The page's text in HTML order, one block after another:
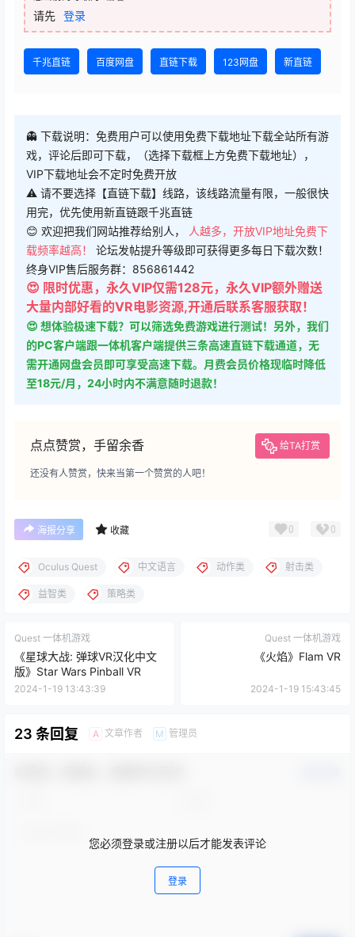
请先 登录
千兆直链 百度网盘 直链下载 123网盘 新直链
👻 下载说明：免费用户可以使用免费下载地址下载全站所有游
戏，评论后即可下载，（选择下载框上方免费下载地址），
VIP下载地址会不定时免费开放
⚠ 请不要选择【直链下载】线路，该线路流量有限，一般很快
用完，优先使用新直链跟千兆直链
😊 欢迎把我们网站推荐给别人，
人越多，开放VIP地址免费下
载频率越高！ 论坛发帖提升等级即可获得更多每日下载次数！
终身VIP售后服务群：856861442
😍 限时优惠，永久VIP仅需128元，永久VIP额外赠送
大量内部好看的VR电影资源,开通后联系客服获取！
😍 想体验极速下载？可以筛选免费游戏进行测试！另外，我们
的PC客户端跟一体机客户端提供三条高速直链下载通道，无
需开通网盘会员即可享受高速下载。月费会员价格现临时降低
至18元/月，24小时内不满意随时退款！
点点赞赏，手留余香 给TA打赏
还没有人赞赏，快来当第一个赞赏的人吧！
海报分享 收藏 0 0
Oculus Quest 中文语言 动作类 射击类
益智类 策略类
Quest 一体机游戏
《星球大战: 弹球VR汉化中文
版》Star Wars Pinball VR
2024-1-19 13:43:39
Quest 一体机游戏
《火焰》Flam VR
2024-1-19 15:43:45
23 条回复 A 文章作者 M 管理员
您必须登录或注册以后才能发表评论
登录